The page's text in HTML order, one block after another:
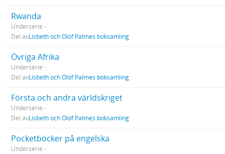
Rwanda
Underserie
Del avLisbeth och Olof Palmes boksamling
Övriga Afrika
Underserie
Del avLisbeth och Olof Palmes boksamling
Första och andra världskriget
Underserie
Del avLisbeth och Olof Palmes boksamling
Pocketböcker på engelska
Underserie